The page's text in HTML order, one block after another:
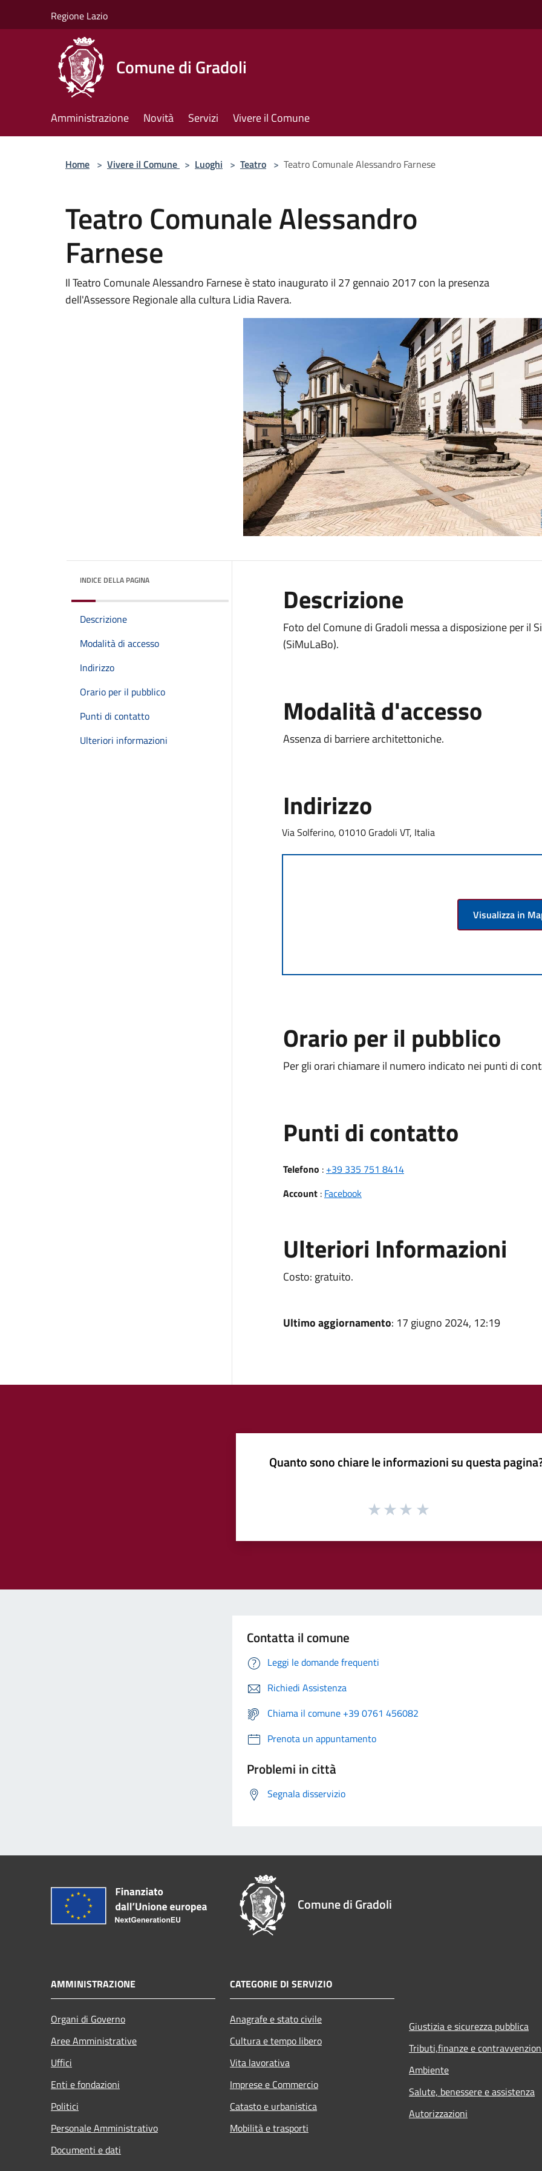
Regione Lazio
Comune di Gradoli
Amministrazione Novità Servizi Vivere il Comune
Home > Vivere il Comune > Luoghi > Teatro > Teatro Comunale Alessandro Farnese
Teatro Comunale Alessandro
Farnese
Il Teatro Comunale Alessandro Farnese è stato inaugurato il 27 gennaio 2017 con la presenza
dell'Assessore Regionale alla cultura Lidia Ravera.
INDICE DELLA PAGINA
Descrizione
Modalità di accesso
Indirizzo
Orario per il pubblico
Punti di contatto
Ulteriori informazioni
Descrizione
Foto del Comune di Gradoli messa a disposizione per il
(SiMuLaBo).
Modalità d'accesso
Assenza di barriere architettoniche.
Indirizzo
Via Solferino, 01010 Gradoli VT, Italia
Visualizza in
Orario per il pubblico
Per gli orari chiamare il numero indicato nei punti di
Punti di contatto
Telefono : +39 335 751 8414
Account: Facebook
Ulteriori Informazioni
Costo: gratuito.
Ultimo aggiornamento: 17 giugno 2024, 12:19
Quanto sono chiare le informazioni su questa
Contatta il comune
Leggi le domande frequenti
Richiedi Assistenza
Chiama il comune +39 0761 456082
Prenota un appuntamento
Problemi in città
Segnala disservizio
Comune di Gradoli
AMMINISTRAZIONE
Organi di Governo
Aree Amministrative
Uffici
Enti e fondazioni
Politici
Personale Amministrativo
Documenti e dati
CATEGORIE DI SERVIZIO
Anagrafe e stato civile
Cultura e tempo libero
Vita lavorativa
Imprese e Commercio
Catasto e urbanistica
Mobilità e trasporti
Giustizia e sicurezza pubblica
Tributi,finanze e
Ambiente
Salute, benessere e assistenza
Autorizzazioni